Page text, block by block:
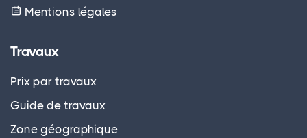
Mentions légales
Travaux
Prix par travaux
Guide de travaux
Zone géographique